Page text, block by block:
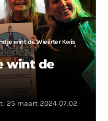
wint de Wieërter Kwis
wint de
25 maart 2024 07:02